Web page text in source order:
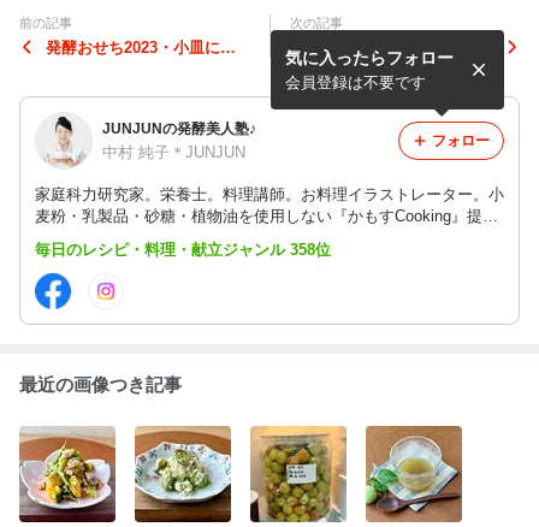
前の記事
発酵おせち2023・小皿に盛
次の記事
忙しい時にも簡単‼️入れて火
にかけるだけの発酵お鍋
JUNJUNの発酵美人塾♪
中村 純子＊JUNJUN
家庭科力研究家。栄養士。料理講師。お料理イラストレーター。小
麦粉・乳製品・砂糖・植物油を使用しない『かもすCooking』提唱
者のJUNJUNこと中村純子です。『食の繊細さん・食のこだわりさ
んを救うレシピ』をお届けしています。
気に入ったらフォロー
会員登録は不要です
フォロー
毎日のレシピ・料理・献立ジャンル 358位
最近の画像つき記事